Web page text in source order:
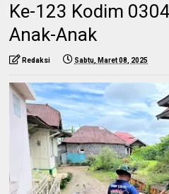
Ke-123 Kodim
Anak-Anak
Redaksi Sabtu, Maret 08, 2025